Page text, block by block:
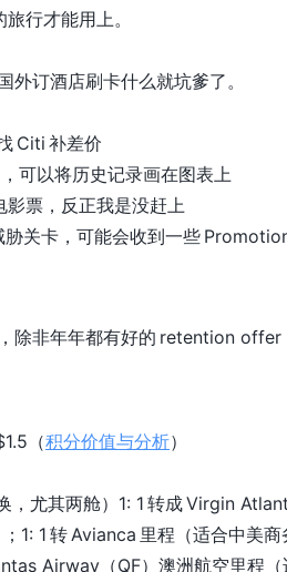
行才能用上。
外订酒店刷卡什么就坑爹了。
Citi 补差价
可以将历史记录画在图表上
票，反正我是没赶上
关卡，可能会收到一些
除非年年都有好的 retention offer
（积分价值与分析）
，尤其两舱）1: 1 转成 Virgin
1: 1 转 Avianca 里程（适合中美
Airway（QF）澳洲航空里程